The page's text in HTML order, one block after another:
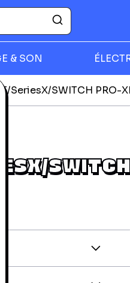
& SON
SeriesX/SWITCH PRO-
SWITCH